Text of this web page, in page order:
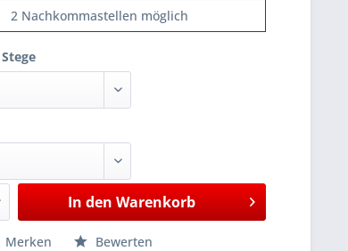
2 Nachkommastellen möglich
In den Warenkorb
Merken Bewerten